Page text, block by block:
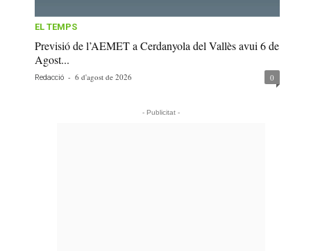
EL TEMPS
Previsió de l’AEMET a Cerdanyola del Vallès avui 6 de
Agost...
Redacció - 6 d'agost de 2026 0
- Publicitat -